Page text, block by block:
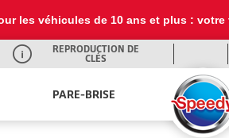
les véhicules de 10 ans et plus : votre
REPRODUCTION DE
CLÉS
PARE-BRISE